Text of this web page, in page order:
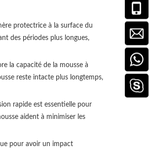
protectrice à la surface du
des périodes plus longues,
la capacité de la mousse à
reste intacte plus longtemps,
rapide est essentielle pour
aident à minimiser les
pour avoir un impact